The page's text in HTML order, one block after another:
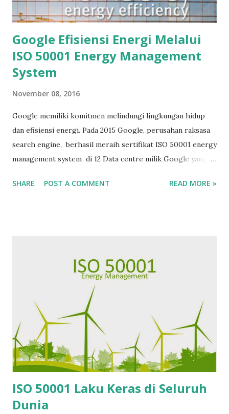
Google Efisiensi Energi Melalui
ISO 50001 Energy Management
System
November 08, 2016
Google memiliki komitmen melindungi lingkungan hidup
dan efisiensi energi. Pada 2015 Google, perusahan raksasa
search engine, berhasil meraih sertifikat ISO 50001 energy
management system di 12 Data centre milik Google yang
diraih Google untuk ke 12 Data centre yang meliputi 7 Data
gambar ) source ISO Baca juga: ISO 50001 Laku Keras di
Seluruh Dunia Mengenal Model Manajemen Energi ISO
50001 ISO 50001 Manajemen Energi
SHARE POST A COMMENT READ MORE »
ISO 50001 Laku Keras di Seluruh
Dunia